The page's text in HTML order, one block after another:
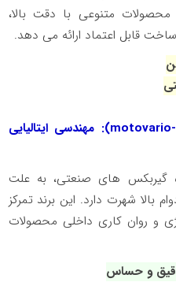
متنوعی با دقت بالا،
قابل اعتماد ارائه می‌ دهد.
): مهندسی ایتالیایی
گیربکس‌ های صنعتی، به علت
بالا شهرت دارد. این برند تمرکز
و روان‌ کاری داخلی محصولات
و حساس